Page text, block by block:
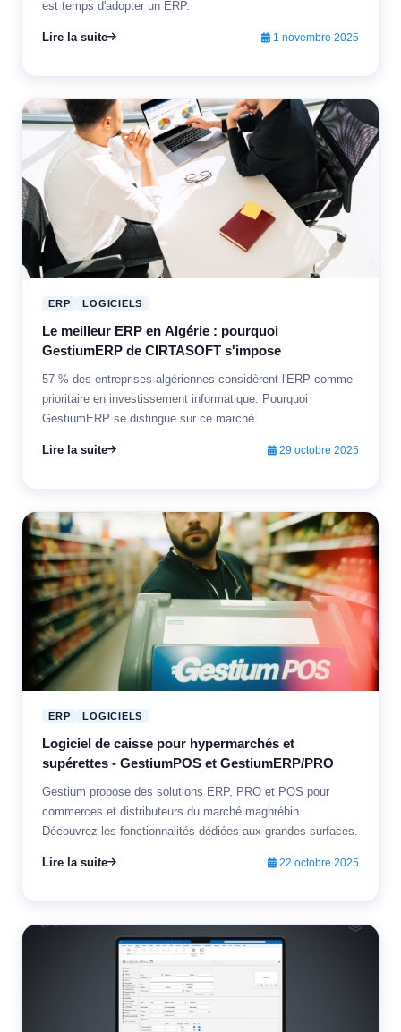
est temps d'adopter un ERP.
Lire la suite 1 novembre 2025
ERP LOGICIELS
Le meilleur ERP en Algérie : pourquoi
GestiumERP de CIRTASOFT s'impose
57 % des entreprises algériennes considèrent l'ERP comme
prioritaire en investissement informatique. Pourquoi
GestiumERP se distingue sur ce marché.
Lire la suite 29 octobre 2025
ERP LOGICIELS
Logiciel de caisse pour hypermarchés et
supérettes - GestiumPOS et GestiumERP/PRO
Gestium propose des solutions ERP, PRO et POS pour
commerces et distributeurs du marché maghrébin.
Découvrez les fonctionnalités dédiées aux grandes surfaces.
Lire la suite 22 octobre 2025